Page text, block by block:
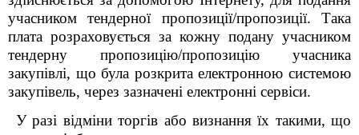
учасником тендерної пропозиції/пропозиції. Така
плата розраховується за кожну подану учасником
тендерну пропозицію/пропозицію учасника
закупівлі, що була розкрита електронною системою
закупівель, через зазначені електронні сервіси.
У разі відміни торгів або визнання їх такими, що